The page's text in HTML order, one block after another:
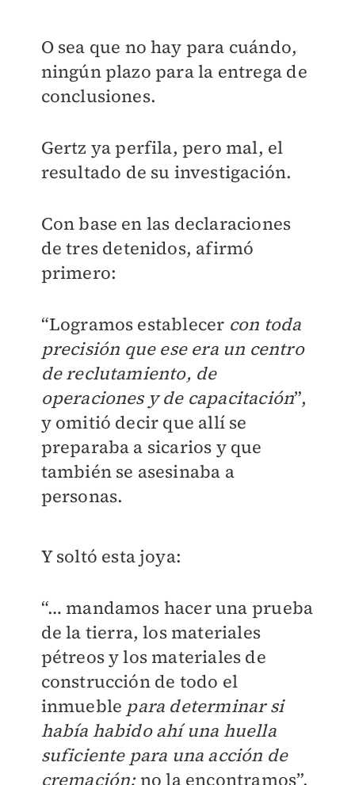
O sea que no hay para cuándo,
ningún plazo para la entrega de
conclusiones.
Gertz ya perfila, pero mal, el
resultado de su investigación.
Con base en las declaraciones
de tres detenidos, afirmó
primero:
“Logramos establecer con toda
precisión que ese era un centro
de reclutamiento, de
operaciones y de capacitación”,
y omitió decir que allí se
preparaba a sicarios y que
también se asesinaba a
personas.
Y soltó esta joya:
“… mandamos hacer una prueba
de la tierra, los materiales
pétreos y los materiales de
construcción de todo el
inmueble para determinar si
había habido ahí una huella
suficiente para una acción de
cremación;no la encontramos”.